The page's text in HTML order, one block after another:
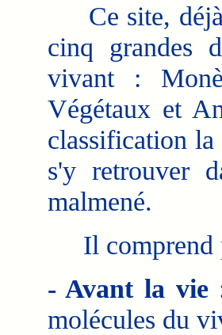
Ce site, déjà
cinq grandes
vivant :
Végétaux et
classification
s'y retrouver
malmené.
Il comprend
- Avant la vie:
molécules du